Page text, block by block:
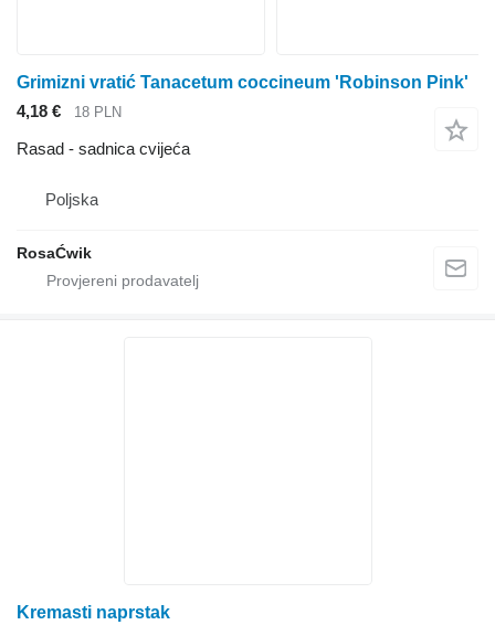
Grimizni vratić Tanacetum coccineum 'Robinson Pink'
4,18 €
18 PLN
Rasad - sadnica cvijeća
Poljska
RosaĆwik
Kremasti naprstak